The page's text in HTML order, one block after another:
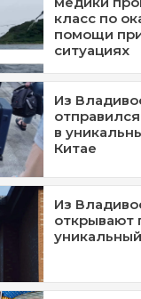
класс по
помощи
ситуациях
Из
в
Китае
Из
открывают